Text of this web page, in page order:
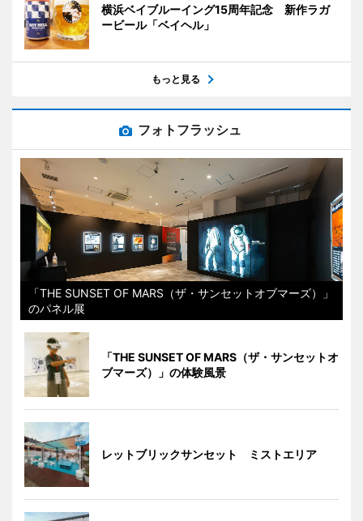
横浜ベイブルーイング15周年記念 新作ラガ
ービール「ベイヘル」
もっと見る
フォトフラッシュ
「THE SUNSET OF MARS（ザ・サンセットオブマーズ）」
のパネル展
「THE SUNSET OF MARS（ザ・サンセットオ
ブマーズ）」の体験風景
レットブリックサンセット ミストエリア